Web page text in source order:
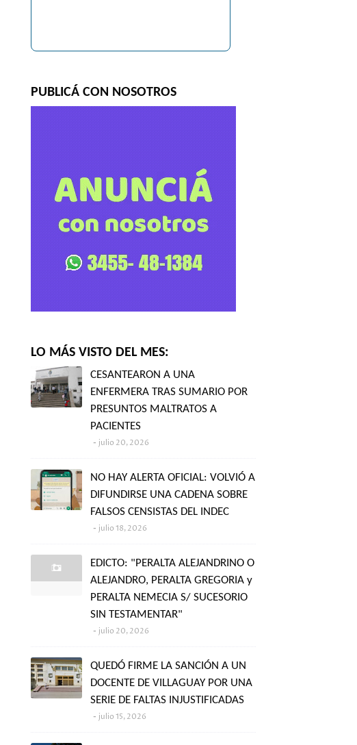
PUBLICÁ CON NOSOTROS
LO MÁS VISTO DEL MES:
CESANTEARON A UNA
ENFERMERA TRAS SUMARIO POR
PRESUNTOS MALTRATOS A
PACIENTES
julio 20, 2026
NO HAY ALERTA OFICIAL: VOLVIÓ A
DIFUNDIRSE UNA CADENA SOBRE
FALSOS CENSISTAS DEL INDEC
julio 18, 2026
EDICTO: "PERALTA ALEJANDRINO O
ALEJANDRO, PERALTA GREGORIA y
PERALTA NEMECIA S/ SUCESORIO
SIN TESTAMENTAR"
julio 20, 2026
QUEDÓ FIRME LA SANCIÓN A UN
DOCENTE DE VILLAGUAY POR UNA
SERIE DE FALTAS INJUSTIFICADAS
julio 15, 2026